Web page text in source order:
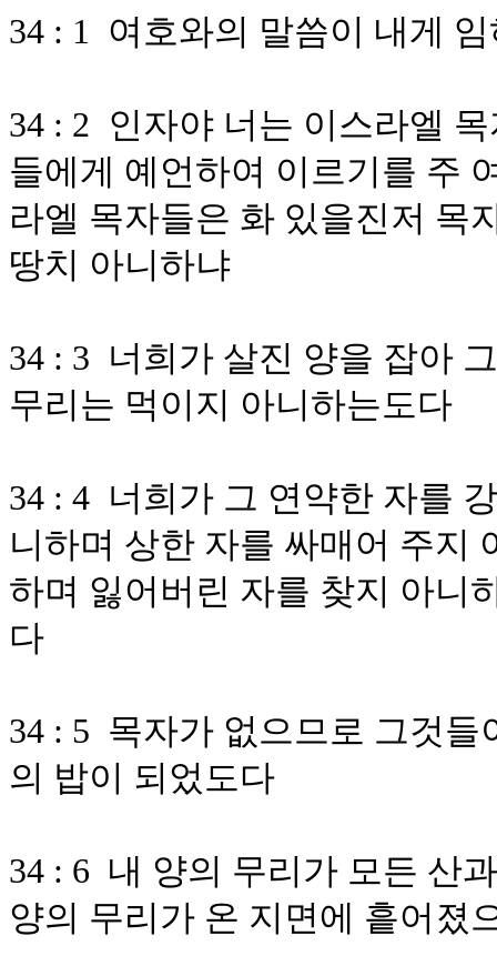
34 : 1 여호와의 말씀이 내게
34 : 2 인자야 너는 이스라엘
들에게 예언하여 이르기를 주
라엘 목자들은 화 있을진저 목
땅치 아니하냐
34 : 3 너희가 살진 양을 잡아
무리는 먹이지 아니하는도다
34 : 4 너희가 그 연약한 자를
니하며 상한 자를 싸매어 주지
하며 잃어버린 자를 찾지 아니
다
34 : 5 목자가 없으므로 그것
의 밥이 되었도다
34 : 6 내 양의 무리가 모든 산
양의 무리가 온 지면에 흩어졌